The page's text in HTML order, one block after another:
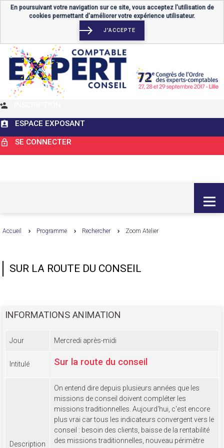
ESPACE EXPOSANT
SE CONNECTER
Accueil Programme Rechercher Zoom Atelier
SUR LA ROUTE DU CONSEIL
INFORMATIONS ANIMATION
Jour Mercredi après-midi
Intitulé Sur la route du conseil
Description
On entend dire depuis plusieurs années que les
missions de conseil doivent compléter les
missions traditionnelles. Aujourd'hui, c'est encore
plus vrai car tous les indicateurs convergent vers le
conseil : besoin des clients, baisse de la rentabilité
des missions traditionnelles, nouveau périmètre
En poursuivant votre navigation sur ce site, vous acceptez l'utilisation de
cookies permettant d'améliorer votre expérience utilisateur.
J'ACCEPTE